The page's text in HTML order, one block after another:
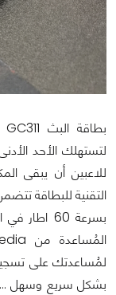
لتستهلك الأحد
للاعبين أن يبقى
بسرعة 60
لمُساعدتك على
بشكل سريع وسهل ...